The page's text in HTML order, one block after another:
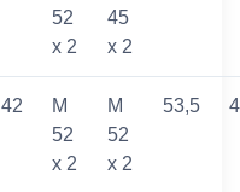
52
x 2
45
x 2
42
M
52
x 2
M
52
x 2
53,5